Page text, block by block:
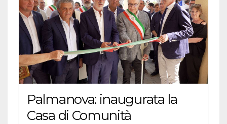
Palmanova: inaugurata la
Casa di Comunità